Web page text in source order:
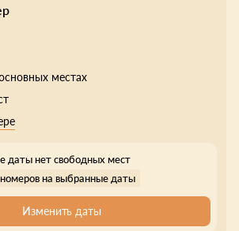
местах
даты нет свободных мест
на выбранные даты
Изменить даты